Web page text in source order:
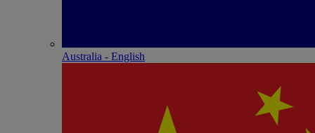
Australia - English